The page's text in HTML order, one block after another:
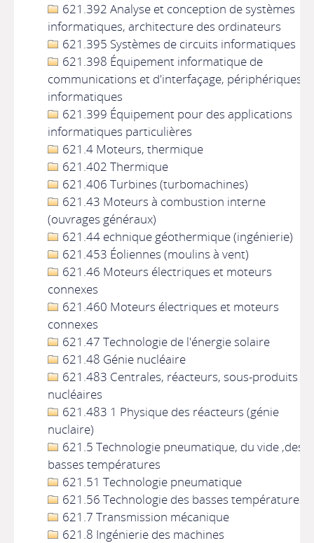
621.392 Analyse et conception de systèmes
informatiques, architecture des ordinateurs
621.395 Systèmes de circuits informatiques
621.398 Équipement informatique de
communications et d'interfaçage, périphériques
informatiques
621.399 Équipement pour des applications
informatiques particulières
621.4 Moteurs, thermique
621.402 Thermique
621.406 Turbines (turbomachines)
621.43 Moteurs à combustion interne
(ouvrages généraux)
621.44 echnique géothermique (ingénierie)
621.453 Éoliennes (moulins à vent)
621.46 Moteurs électriques et moteurs
connexes
621.460 Moteurs électriques et moteurs
connexes
621.47 Technologie de l'énergie solaire
621.48 Génie nucléaire
621.483 Centrales, réacteurs, sous-produits
nucléaires
621.483 1 Physique des réacteurs (génie
nuclaire)
621.5 Technologie pneumatique, du vide ,des
basses températures
621.51 Technologie pneumatique
621.56 Technologie des basses températures
621.7 Transmission mécanique
621.8 Ingénierie des machines